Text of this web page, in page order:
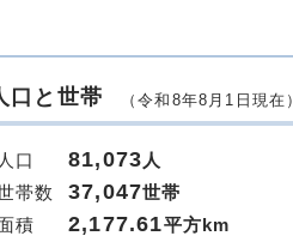
口と世帯 （令和8年8月1日現在）
人口 81,073 人
帯数
37,047世帯
積
2,177.61平方km